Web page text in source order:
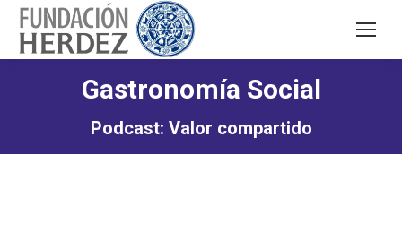
Gastronomía Social
Podcast: Valor compartido